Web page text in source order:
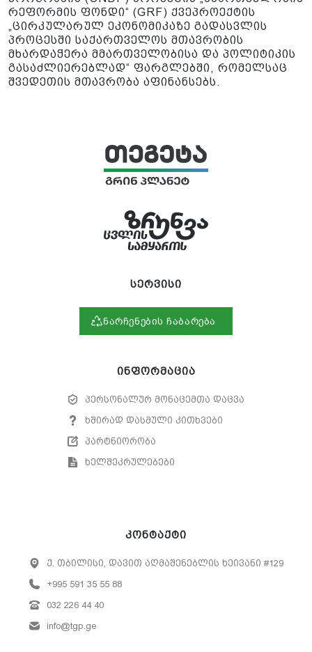
რეფორმის ფონდი“ (GRF) ქვეპროექტის
„ცირკულარულ ეკონომიკაზე გადასვლის
პროცესში საქართველოს მთავრობის
მხარდაჭერა მმართველობისა და პოლიტიკის
გასაძლიერებლად“ ფარგლებში, რომელსაც
შვედეთის მთავრობა აფინანსებს.
სერვისი
ნარჩენების ჩაბარება
ინფორმაცია
პერსონალურ მონაცემთა დაცვა
ხშირად დასმული კითხვები
პარტნიორობა
ხელშეკრულებები
კონტაქტი
ქ. თბილისი, დავით აღმაშენებლის ხეივანი #129
+995 591 35 55 88
032 226 44 40
info@tgp.ge